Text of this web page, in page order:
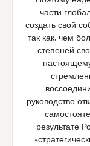
части
создать свой
так как, чем
степеней
руководство
результате